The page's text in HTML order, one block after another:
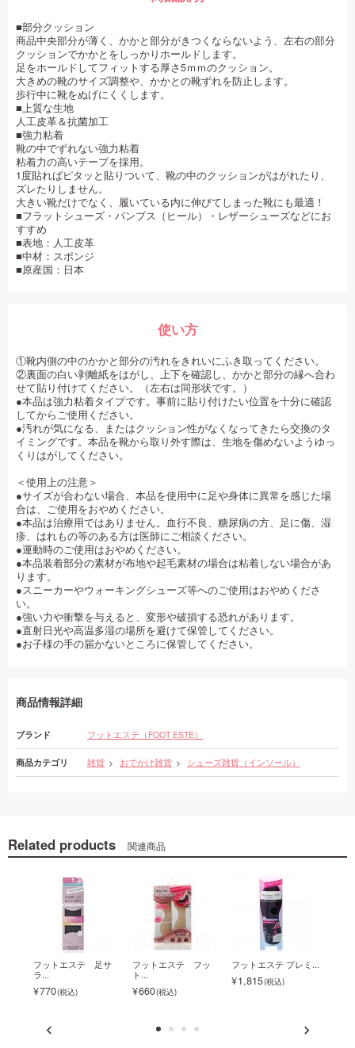
■部分クッション
商品中央部分が薄く、かかと部分がきつくならないよう、左右の部分
クッションでかかとをしっかりホールドします。
足をホールドしてフィットする厚さ5ｍｍのクッション。
大きめの靴のサイズ調整や、かかとの靴ずれを防止します。
歩行中に靴をぬげにくくします。
■上質な生地
人工皮革＆抗菌加工
■強力粘着
靴の中でずれない強力粘着
粘着力の高いテープを採用。
1度貼ればピタッと貼りついて、靴の中のクッションがはがれたり、
ズレたりしません。
大きい靴だけでなく、履いている内に伸びてしまった靴にも最適！
■フラットシューズ・パンプス（ヒール）・レザーシューズなどにお
すすめ
■表地：人工皮革
■中材：スポンジ
■原産国：日本
使い方
①靴内側の中のかかと部分の汚れをきれいにふき取ってください。
②裏面の白い剥離紙をはがし、上下を確認し、かかと部分の縁へ合わ
せて貼り付けてください。（左右は同形状です。）
●本品は強力粘着タイプです。事前に貼り付けたい位置を十分に確認
してからご使用ください。
●汚れが気になる、またはクッション性がなくなってきたら交換のタ
イミングです。本品を靴から取り外す際は、生地を傷めないようゆっ
くりはがしてください。
＜使用上の注意＞
●サイズが合わない場合、本品を使用中に足や身体に異常を感じた場
合は、ご使用をおやめください。
●本品は治療用ではありません。血行不良、糖尿病の方、足に傷、湿
疹、はれもの等のある方は医師にご相談ください。
●運動時のご使用はおやめください。
●本品装着部分の素材が布地や起毛素材の場合は粘着しない場合があ
ります。
●スニーカーやウォーキングシューズ等へのご使用はおやめくださ
い。
●強い力や衝撃を与えると、変形や破損する恐れがあります。
●直射日光や高温多湿の場所を避けて保管してください。
●お子様の手の届かないところに保管してください。
商品情報詳細
ブランド フットエステ（FOOT ESTE）
商品カテゴリ 雑貨 おでかけ雑貨 シューズ雑貨（インソール）
Related products 関連商品
フットエステ 足サ
ラ...
770
フットエステ フッ
ト...
660
フットエステ プレミ...
1,815